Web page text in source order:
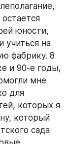
юности,
учиться на
фабрику. 8
и 90-е годы,
мне
для
которых я
который
сада